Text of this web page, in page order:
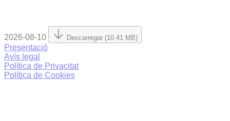
2026-08-10 Descarregar (10.41 MB)
Presentació
Avís legal
Política de Privacitat
Política de Cookies